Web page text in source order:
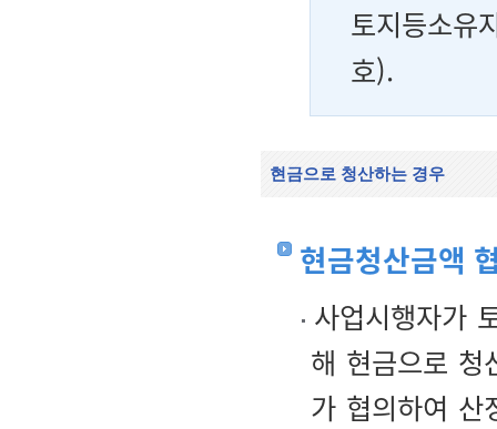
토지등소유
호).
현금으로 청산하는 경우
현금청산금액
사업시행자가
해 현금으로 청
가 협의하여 산